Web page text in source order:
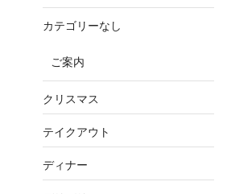
カテゴリーなし
ご案内
クリスマス
テイクアウト
ディナー